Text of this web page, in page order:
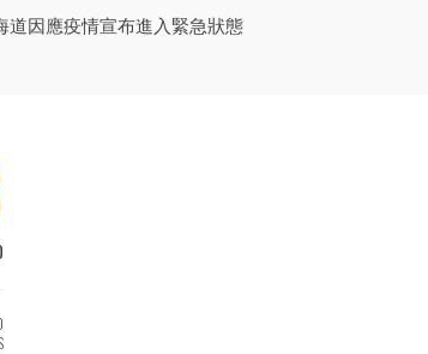
道因應疫情宣布進入緊急狀態